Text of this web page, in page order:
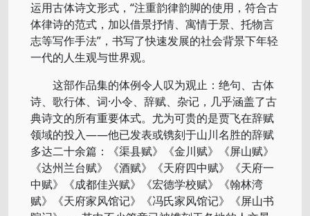
运用古体诗文形式，“注重韵律韵脚的使用，符合古
体律诗的范式，加以借景抒情、寓情于景、托物言
志等写作手法”，书写了快速发展的社会背景下年轻
一代的人生观与世界观。
这部作品集的体例令人叹为观止：绝句、古体
诗、歌行体、词·小令、辞赋、杂记，几乎涵盖了古
典诗文的所有重要体式。尤为可贵的是贾飞在辞赋
领域的投入——他已发表或镌刻于山川名胜的辞赋
多达二十余篇：《渠县赋》《金川赋》《屏山赋》
《达州兰台赋》《酒赋》《天府四中赋》《天府一
中赋》《成都佳兴赋》《宏德学校赋》《翰林湾
赋》《天府家风馆记》《冯氏家风馆记》《屏山书